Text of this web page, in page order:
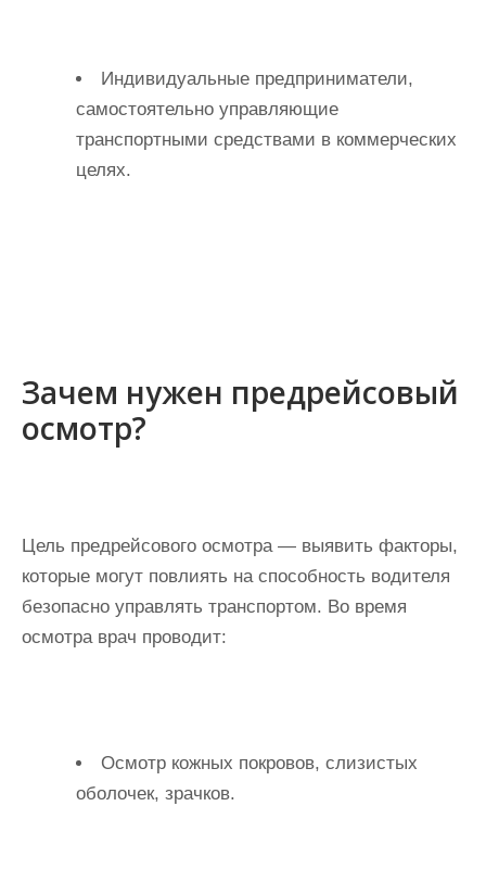
Индивидуальные предприниматели,
самостоятельно управляющие
транспортными средствами в коммерческих
целях.
Зачем нужен предрейсовый
осмотр?
Цель предрейсового осмотра — выявить факторы,
которые могут повлиять на способность водителя
безопасно управлять транспортом. Во время
осмотра врач проводит:
Осмотр кожных покровов, слизистых
оболочек, зрачков.